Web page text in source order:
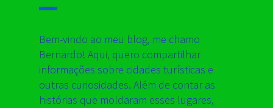
Bem-vindo ao meu blog, me chamo
Bernardo! Aqui, quero compartilhar
informações sobre cidades turísticas e
outras curiosidades. Além de contar as
histórias que moldaram esses lugares,